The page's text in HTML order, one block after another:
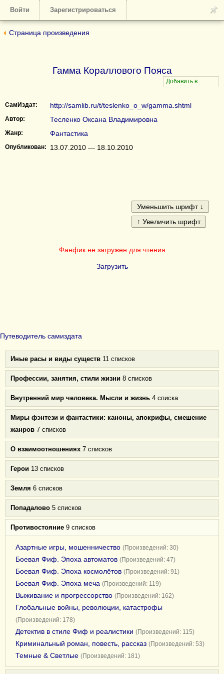
Войти Зарегистрироваться
Страница произведения
Гамма Кораллового Пояса
СамИздат: http://samlib.ru/t/teslenko_o_w/gamma.shtml
Автор: Тесленко Оксана Владимировна
Жанр: Фантастика
Опубликован: 13.07.2010 — 18.10.2010
Фанфик не загружен для чтения
Загрузить
Путеводитель самиздата
Иные расы и виды существ 11 списков
Профессии, занятия, стили жизни 8 списков
Внутренний мир человека. Мысли и жизнь 4 списка
Миры фэнтези и фантастики: каноны, апокрифы, смешение
жанров 7 списков
О взаимоотношениях 7 списков
Герои 13 списков
Земля 6 списков
Попадалово 5 списков
Противостояние 9 списков
Азартные игры, мошенничество (Произведений: 30)
Боевая Фиф. Эпоха автоматов (Произведений: 47)
Боевая Фиф. Эпоха космолётов (Произведений: 91)
Боевая Фиф. Эпоха меча (Произведений: 119)
Выживание и прогрессорство (Произведений: 162)
Глобальные войны, революции, катастрофы
(Произведений: 178)
Детектив в стиле Фиф и реалистики (Произведений: 115)
Криминальный роман, повесть, рассказ (Произведений: 53)
Темные & Светлые (Произведений: 181)